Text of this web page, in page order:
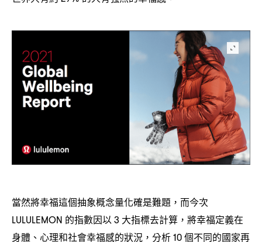
當然將幸福這個抽象概念量化確是難題 ， 而今次
LULULEMON 的指數因以 3 大指標去計算 ， 將幸福定義在
身體、心理和社會幸福感的狀況 ， 分析10個不同的國家再